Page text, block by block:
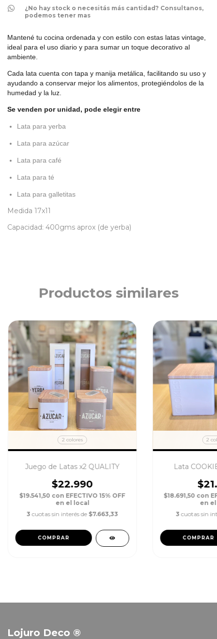
¿No hay stock o necesitás más cantidad? Consultanos,
podemos tener mas
Mantené tu cocina ordenada y con estilo con estas latas vintage,
ideal para el uso diario y para sumar un toque decorativo al
ambiente.
Cada lata cuenta con tapa y manija metálica, facilitando su uso y
ayudando a conservar mejor los alimentos, protegiéndolos de la
humedad y la luz.
Se venden por unidad, pode elegir entre
Lata para yerba
Lata para azúcar
Lata para café
Lata para té
Lata para galletitas
Medida 17x11
Capacidad: 400gms aprox (de yerba)
Productos similares
2 colores
Juego de Latas x2 QUALITY
$22.990
$19.541,50 con EFECTIVO 15% OFF
en el local
3 cuotas sin interés de $7.663,33
COMPRAR
2
Lata
$18.691,50 con
en
3 cuotas sin
COMPRAR
Lojuro Deco ®